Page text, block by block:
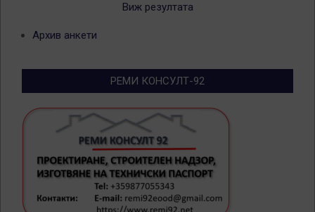
Виж резултата
Архив анкети
РЕМИ КОНСУЛТ-92